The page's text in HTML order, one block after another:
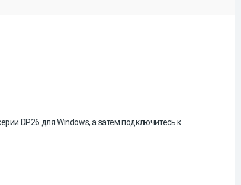
DP26 для Windows, а затем подключитесь к